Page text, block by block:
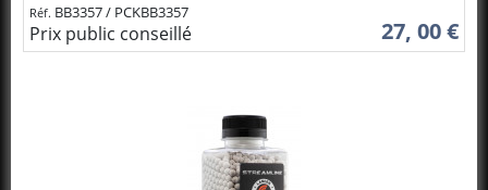
Réf. BB3357 / PCKBB3357
Prix public conseillé 27, 00 €